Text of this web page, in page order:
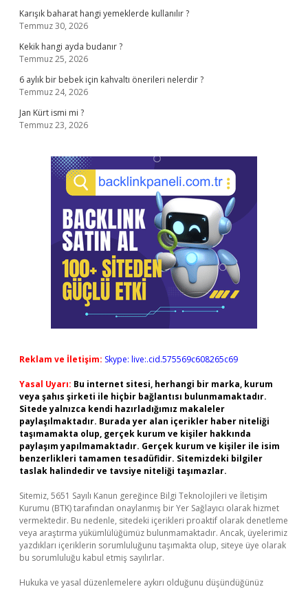
Karışık baharat hangi yemeklerde kullanılır ?
Temmuz 30, 2026
Kekik hangi ayda budanır ?
Temmuz 25, 2026
6 aylık bir bebek için kahvaltı önerileri nelerdir ?
Temmuz 24, 2026
Jan Kürt ismi mi ?
Temmuz 23, 2026
Reklam ve İletişim: Skype: live:.cid.575569c608265c69
Yasal Uyarı: Bu internet sitesi, herhangi bir marka, kurum
veya şahıs şirketi ile hiçbir bağlantısı bulunmamaktadır.
Sitede yalnızca kendi hazırladığımız makaleler
paylaşılmaktadır. Burada yer alan içerikler haber niteliği
taşımamakta olup, gerçek kurum ve kişiler hakkında
paylaşım yapılmamaktadır. Gerçek kurum ve kişiler ile isim
benzerlikleri tamamen tesadüfidir. Sitemizdeki bilgiler
taslak halindedir ve tavsiye niteliği taşımazlar.
Sitemiz, 5651 Sayılı Kanun gereğince Bilgi Teknolojileri ve İletişim
Kurumu (BTK) tarafından onaylanmış bir Yer Sağlayıcı olarak hizmet
vermektedir. Bu nedenle, sitedeki içerikleri proaktif olarak denetleme
veya araştırma yükümlülüğümüz bulunmamaktadır. Ancak, üyelerimiz
yazdıkları içeriklerin sorumluluğunu taşımakta olup, siteye üye olarak
bu sorumluluğu kabul etmiş sayılırlar.
Hukuka ve yasal düzenlemelere aykırı olduğunu düşündüğünüz